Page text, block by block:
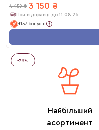
4 450 ₴ 3 150 ₴
При відправці до 11.08.26
+157 бонусів
-29%
Найбільший
асортимент